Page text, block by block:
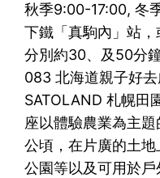
秋季9:00-17:00, 冬
下鐵「真駒內」站，
分別約30、及50分
083 北海道親子好
SATOLAND 札幌田
座以體驗農業為主
公頃，在片廣的土
公園等以及可用於